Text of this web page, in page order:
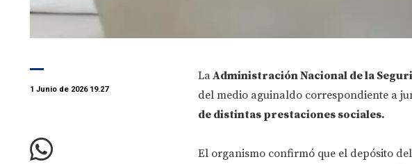
1 Junio de 2026 19.27
LaAdministración Nacional de la
del medio aguinaldo correspondiente a
de distintas prestaciones sociales.
El organismo confirmó que el depósito del